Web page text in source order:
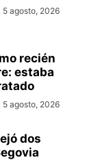
5 agosto, 2026
recién
estaba
5 agosto, 2026
dos